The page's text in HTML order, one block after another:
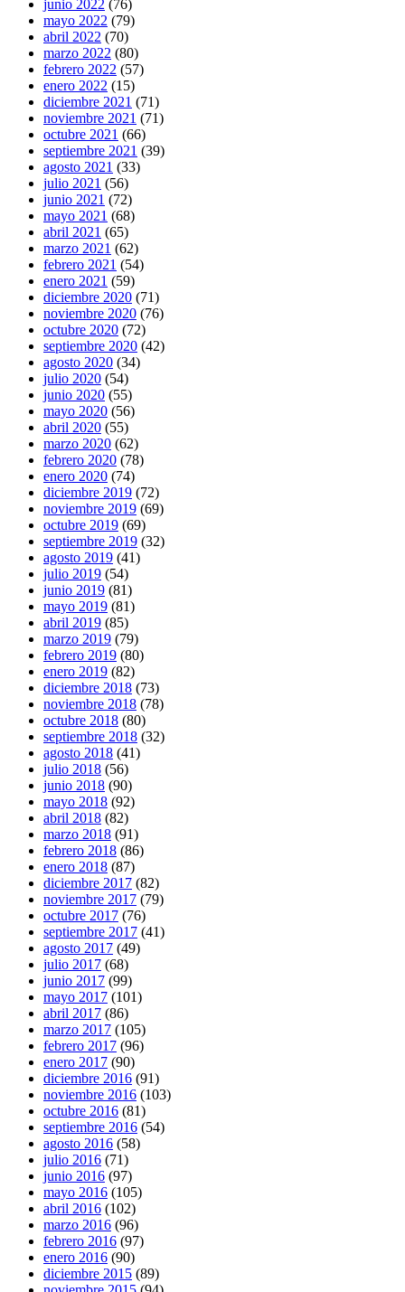
junio 2022 (76)
mayo 2022 (79)
abril 2022 (70)
marzo 2022 (80)
febrero 2022 (57)
enero 2022 (15)
diciembre 2021 (71)
noviembre 2021 (71)
octubre 2021 (66)
septiembre 2021 (39)
agosto 2021 (33)
julio 2021 (56)
junio 2021 (72)
mayo 2021 (68)
abril 2021 (65)
marzo 2021 (62)
febrero 2021 (54)
enero 2021 (59)
diciembre 2020 (71)
noviembre 2020 (76)
octubre 2020 (72)
septiembre 2020 (42)
agosto 2020 (34)
julio 2020 (54)
junio 2020 (55)
mayo 2020 (56)
abril 2020 (55)
marzo 2020 (62)
febrero 2020 (78)
enero 2020 (74)
diciembre 2019 (72)
noviembre 2019 (69)
octubre 2019 (69)
septiembre 2019 (32)
agosto 2019 (41)
julio 2019 (54)
junio 2019 (81)
mayo 2019 (81)
abril 2019 (85)
marzo 2019 (79)
febrero 2019 (80)
enero 2019 (82)
diciembre 2018 (73)
noviembre 2018 (78)
octubre 2018 (80)
septiembre 2018 (32)
agosto 2018 (41)
julio 2018 (56)
junio 2018 (90)
mayo 2018 (92)
abril 2018 (82)
marzo 2018 (91)
febrero 2018 (86)
enero 2018 (87)
diciembre 2017 (82)
noviembre 2017 (79)
octubre 2017 (76)
septiembre 2017 (41)
agosto 2017 (49)
julio 2017 (68)
junio 2017 (99)
mayo 2017 (101)
abril 2017 (86)
marzo 2017 (105)
febrero 2017 (96)
enero 2017 (90)
diciembre 2016 (91)
noviembre 2016 (103)
octubre 2016 (81)
septiembre 2016 (54)
agosto 2016 (58)
julio 2016 (71)
junio 2016 (97)
mayo 2016 (105)
abril 2016 (102)
marzo 2016 (96)
febrero 2016 (97)
enero 2016 (90)
diciembre 2015 (89)